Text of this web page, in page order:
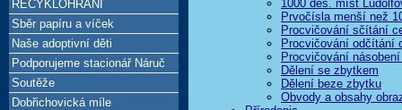
1000 des. míst
Prvočísla menší než
Procvičování sčítání
Procvičování odčítání
Procvičování
Dělení se zbytkem
Dělení beze zbytku
Obvody a obsahy
RECYKLOHRANÍ
Sběr papíru a víček
Naše adoptivní děti
Podporujeme stacionář Náruč
Soutěže
Dobřichovická míle